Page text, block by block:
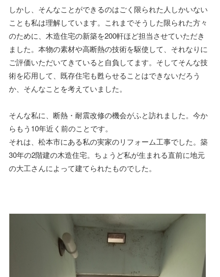
しかし、そんなことができるのはごく限られた人しかいない
ことも私は理解しています。これまでそうした限られた方々
のために、木造住宅の新築を200軒ほど担当させていただき
ました。本物の素材や高断熱の技術を駆使して、それなりに
ご評価いただいてきていると自負してます。そしてそんな技
術を応用して、既存住宅も甦らせることはできないだろう
か、そんなことを考えていました。
そんな私に、断熱・耐震改修の機会がふと訪れました。今か
らもう10年近く前のことです。
それは、松本市にある私の実家のリフォーム工事でした。築
30年の2階建の木造住宅。ちょうど私が生まれる直前に地元
の大工さんによって建てられたものでした。